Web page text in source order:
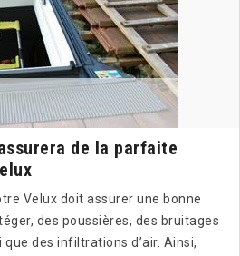
de la parfaite
Velux doit assurer une bonne
des poussières, des bruitages
des infiltrations d’air. Ainsi,